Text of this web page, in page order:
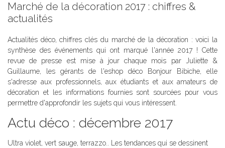
Marché de la décoration 2017 : chiffres &
actualités
Actualités déco, chiffres clés du marché de la décoration : voici la
synthèse des événements qui ont marqué l'année 2017 ! Cette
revue de presse est mise à jour chaque mois par Juliette &
Guillaume, les gérants de l'eshop déco Bonjour Bibiche, elle
s'adresse aux professionnels, aux étudiants et aux amateurs de
décoration et les informations fournies sont sourcées pour vous
permettre d'approfondir les sujets qui vous intéressent.
Actu déco : décembre 2017
Ultra violet, vert sauge, terrazzo.. Les tendances qui se dessinent